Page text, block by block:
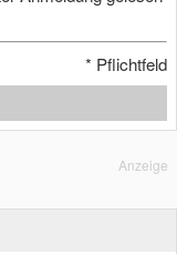
* Pflichtfeld
Anzeige